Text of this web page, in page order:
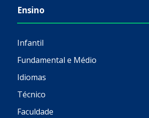
Ensino
Infantil
Fundamental e Médio
Idiomas
Técnico
Faculdade